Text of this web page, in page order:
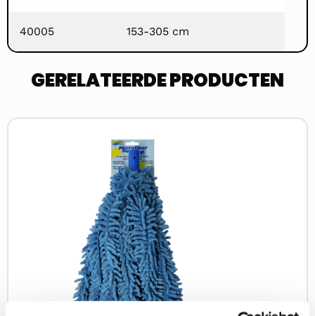
40005 153-305 cm
GERELATEERDE PRODUCTEN
Lees